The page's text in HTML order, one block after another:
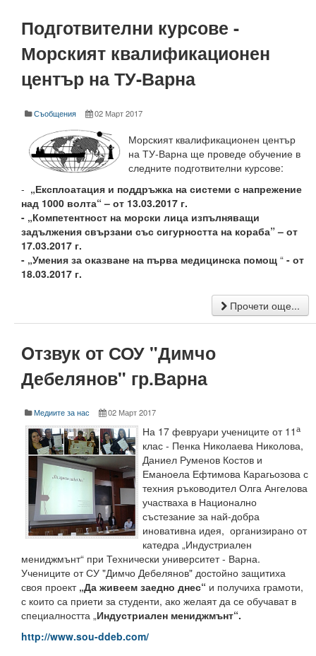
Защита на личните данни
ЗЗЛПСПОИН
Нормативни документи
Научни проекти
Бюлетин с проектна информация
Конкурси за научни проекти
Научноизследователски институт
Начало
Съобщения НИИ
ННП Млади учени и постдокторанти – 2, втори етап
ННП Млади учени и постдокторанти – 2, втори етап -
Национална програма "Млади учени и
Научна програма „Млади учени и постдокторанти“ 2020
Научна програма „Млади учени и постдокторанти“ 2021
Научна програма „Млади учени и постдокторанти“ 2019
Конференции организирани/подкрепени от ТУ-Варна -
Конференции
Подготвителни курсове -
Морският квалификационен
център на ТУ-Варна
Съобщения 02 Март 2017
Морският квалификационен център
на ТУ-Варна ще проведе обучение в
следните подготвителни курсове:
- „Експлоатация и поддръжка на системи с напрежение
над 1000 волта“ – от 13.03.2017 г.
- „Компетентност на морски лица изпълняващи
задължения свързани със сигурността на кораба” – от
17.03.2017 г.
- „Умения за оказване на първа медицинска помощ “ - от
18.03.2017 г.
Прочети още...
Oтзвук от СОУ "Димчо
Дебелянов" гр.Варна
Медиите за нас 02 Март 2017
На 17 февруари учениците от 11 а
клас - Пенка Николаева Николова,
Даниел Руменов Костов и
Еманоела Ефтимова Карагьозова с
техния ръководител Олга Ангелова
участваха в Национално
състезание за най-добра
иновативна идея, организирано от
катедра „Индустриален
мениджмънт“ при Технически университет - Варна.
Учениците от СУ "Димчо Дебелянов" достойно защитиха
своя проект „Да живеем заедно днес“ и получиха грамоти,
с които са приети за студенти, ако желаят да се обучават в
специалността „Индустриален мениджмънт“.
http://www.sou-ddeb.com/